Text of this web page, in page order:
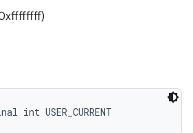
USER_CURRENT